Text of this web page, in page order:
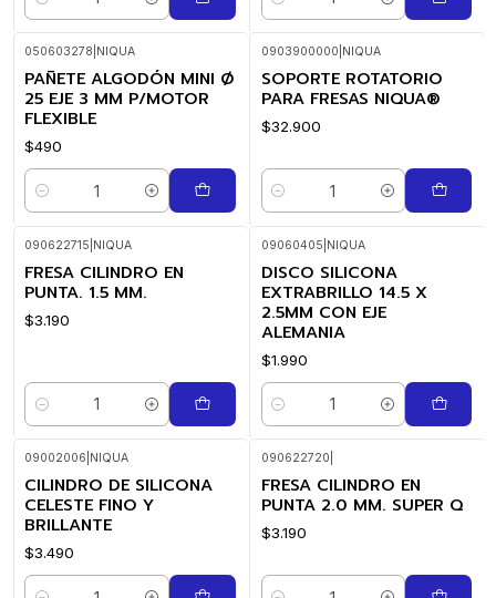
Cantidad Cantidad
050603278 NIQUA
PAÑETE ALGODÓN MINI Ø
25 EJE 3 MM P/MOTOR
FLEXIBLE
$490
Cantidad
0903900000 NIQUA
SOPORTE ROTATORIO
PARA FRESAS NIQUA®
$32.900
Cantidad
090622715 NIQUA
FRESA CILINDRO EN
PUNTA. 1.5 MM.
$3.190
Cantidad
09060405 NIQUA
DISCO SILICONA
EXTRABRILLO 14.5 X
2.5MM CON EJE
ALEMANIA
$1.990
Cantidad
09002006 NIQUA
CILINDRO DE SILICONA
CELESTE FINO Y
BRILLANTE
$3.490
090622720
FRESA CILINDRO EN
PUNTA 2.0 MM. SUPER Q
$3.190